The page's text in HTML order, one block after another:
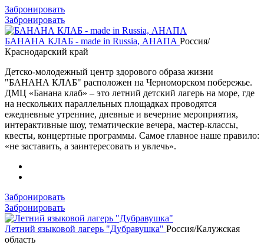
Забронировать
Забронировать
БАНАНА КЛАБ - made in Russia, АНАПА Россия/
Краснодарский край
Детско-молодежный центр здорового образа жизни
"БАНАНА КЛАБ" расположен на Черноморском побережье.
ДМЦ «Банана клаб» – это летний детский лагерь на море, где
на нескольких параллельных площадках проводятся
ежедневные утренние, дневные и вечерние мероприятия,
интерактивные шоу, тематические вечера, мастер-классы,
квесты, концертные программы. Самое главное наше правило:
«не заставить, а заинтересовать и увлечь».
Забронировать
Забронировать
Летний языковой лагерь "Дубравушка" Россия/Калужская
область